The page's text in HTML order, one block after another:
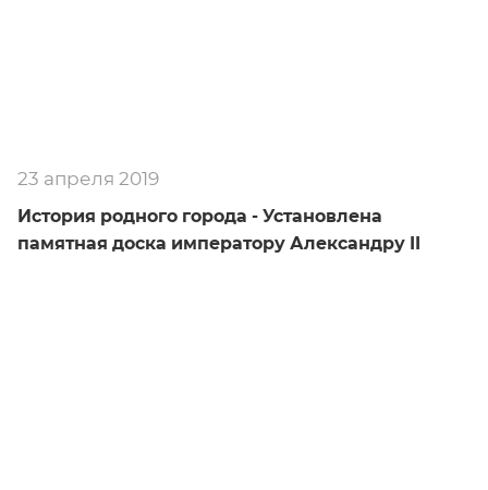
23 апреля 2019
История родного города - Установлена
памятная доска императору Александру II